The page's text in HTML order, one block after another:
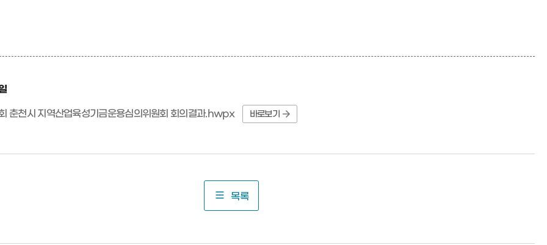
춘천시 지역산업육성기금운용심의위원회 회의결과.hwpx 바로보기
목록